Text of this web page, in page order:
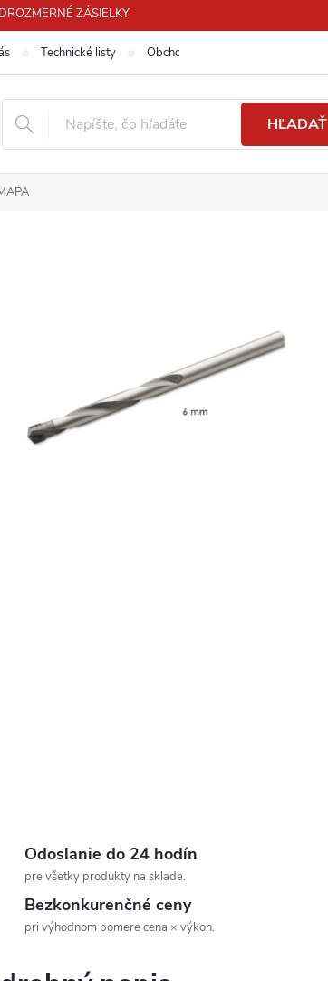
ZÁSIELKY
Technické listy Obchodné podmienky
HĽADAŤ
Odoslanie do 24 hodín
pre všetky produkty na sklade.
Bezkonkurenčné ceny
pri výhodnom pomere cena × výkon.